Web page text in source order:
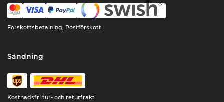
Förskottsbetalning, Postförskott
Sändning
Kostnadsfri tur- och returfrakt